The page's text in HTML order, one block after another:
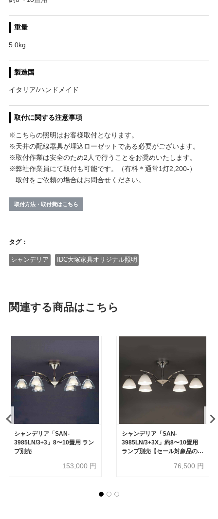
重量
5.0kg
製造国
イタリア/ハンドメイド
取付に関する注意事項
※こちらの照明はお客様取付となります。
※天井の配線器具が埋込ローゼットである必要がございます。
※取付作業は安全のため2人で行うことをお奨めいたします。
※弊社作業員にて取付も可能です。（有料＊通常1灯2,200-）
取付をご依頼の場合はお問合せください。
取付方法・取付費はこちら
タグ：
シャンデリア IDC大塚家具オリジナル照明
関連する商品はこちら
シャンデリア「SAN-
3985LN/3+3」8〜10畳用 ラン
プ別売
153,000 円
シャンデリア「SAN-
3985LN/3+3X」約8〜10畳用
ランプ別売【セール対象品のた
76,500 円